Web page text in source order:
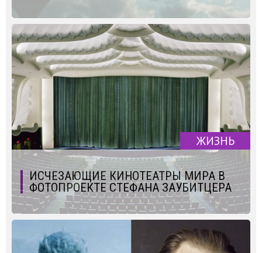
ЖИЗНЬ
ИСЧЕЗАЮЩИЕ КИНОТЕАТРЫ МИРА В
ФОТОПРОЕКТЕ СТЕФАНА ЗАУБИТЦЕРА